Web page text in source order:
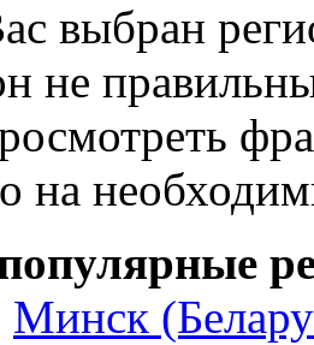
выбран
не
на
Минск